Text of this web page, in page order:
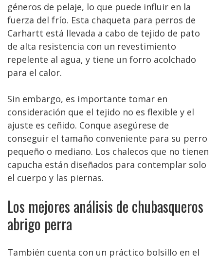
géneros de pelaje, lo que puede influir en la
fuerza del frío. Esta chaqueta para perros de
Carhartt está llevada a cabo de tejido de pato
de alta resistencia con un revestimiento
repelente al agua, y tiene un forro acolchado
para el calor.
Sin embargo, es importante tomar en
consideración que el tejido no es flexible y el
ajuste es ceñido. Conque asegúrese de
conseguir el tamaño conveniente para su perro
pequeño o mediano. Los chalecos que no tienen
capucha están diseñados para contemplar solo
el cuerpo y las piernas.
Los mejores análisis de chubasqueros
abrigo perra
También cuenta con un práctico bolsillo en el